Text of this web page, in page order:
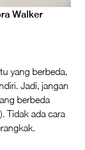
Walker
yang berbeda,
Jadi, jangan
berbeda
Tidak ada cara